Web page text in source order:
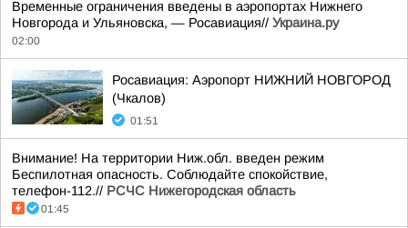
Временные ограничения введены в аэропортах Нижнего
Новгорода и Ульяновска, — Росавиация// Украина.ру
02:00
Росавиация: Аэропорт НИЖНИЙ НОВГОРОД
(Чкалов)
01:51
Внимание! На территории Ниж.обл. введен режим
Беспилотная опасность. Соблюдайте спокойствие,
телефон-112.// РСЧС Нижегородская область
01:45